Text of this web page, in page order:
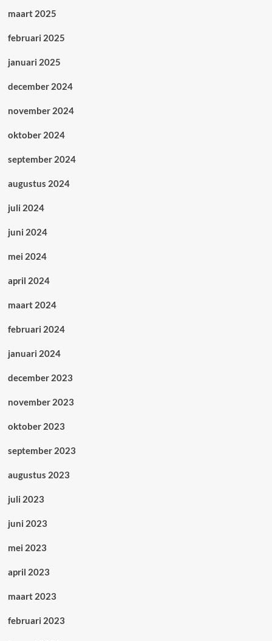
maart 2025
februari 2025
januari 2025
december 2024
november 2024
oktober 2024
september 2024
augustus 2024
juli 2024
juni 2024
mei 2024
april 2024
maart 2024
februari 2024
januari 2024
december 2023
november 2023
oktober 2023
september 2023
augustus 2023
juli 2023
juni 2023
mei 2023
april 2023
maart 2023
februari 2023